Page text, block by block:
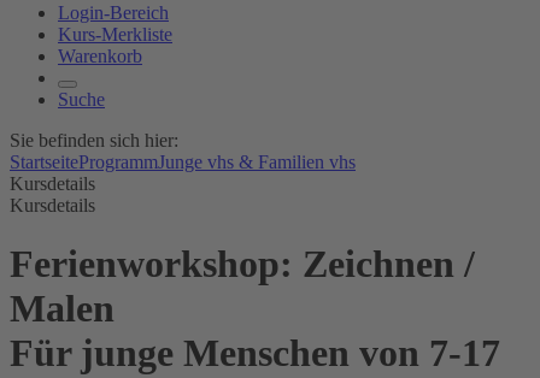
Login-Bereich
Kurs-Merkliste
Warenkorb
Suche
Sie befinden sich hier:
StartseiteProgrammJunge vhs & Familien vhs
Kursdetails
Kursdetails
Ferienworkshop: Zeichnen /
Malen
Für junge Menschen von 7-17